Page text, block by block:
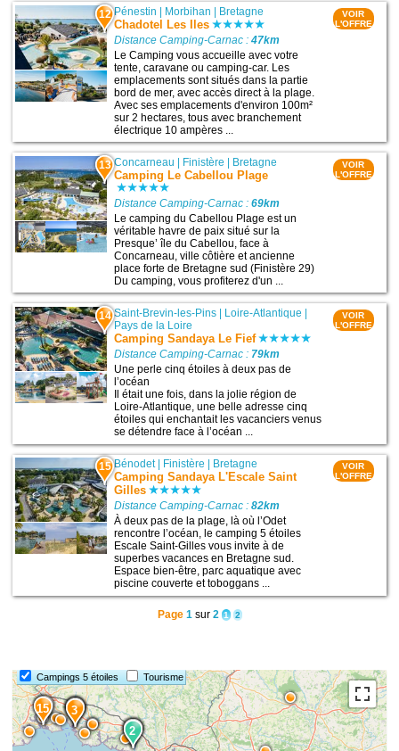
12 Pénestin | Morbihan | Bretagne
Chadotel Les Iles
Distance Camping-Carnac :47km
Le Camping vous accueille avec votre
tente, caravane ou camping-car. Les
emplacements sont situés dans la partie
bord de mer, avec accès direct à la plage.
Avec ses emplacements d'environ 100m²
sur 2 hectares, tous avec branchement
électrique 10 ampères ...
VOIR
L'OFFRE
13 Concarneau | Finistère | Bretagne
Camping Le Cabellou Plage
Distance Camping-Carnac :69km
Le camping du Cabellou Plage est un
véritable havre de paix situé sur la
Presque’ île du Cabellou, face à
Concarneau, ville côtière et ancienne
place forte de Bretagne sud (Finistère 29)
Du camping, vous profiterez d'un ...
VOIR
L'OFFRE
14 Saint-Brevin-les-Pins Loire-Atlantique
Pays de la Loire
Camping Sandaya Le Fief
Distance Camping-Carnac : 79km
Une perle cinq étoiles à deux pas de
l’océan
Il était une fois, dans la jolie région de
Loire-Atlantique, une belle adresse cinq
étoiles qui enchantait les vacanciers venus
se détendre face à l’océan ...
VOIR
L'OFFRE
15 Bénodet| Finistère Bretagne
Camping Sandaya L'Escale Saint
Gilles
Distance Camping-Carnac :82km
À deux pas de la plage, là où l’Odet
rencontre l’océan, le camping 5 étoiles
Escale Saint-Gilles vous invite à de
superbes vacances en Bretagne sud.
Espace bien-être, parc aquatique avec
piscine couverte et toboggans ...
VOIR
L'OFFRE
Page 1 sur 2 1 2
Campings 5 étoiles Tourisme
15
13
11
9
7
5
3
2